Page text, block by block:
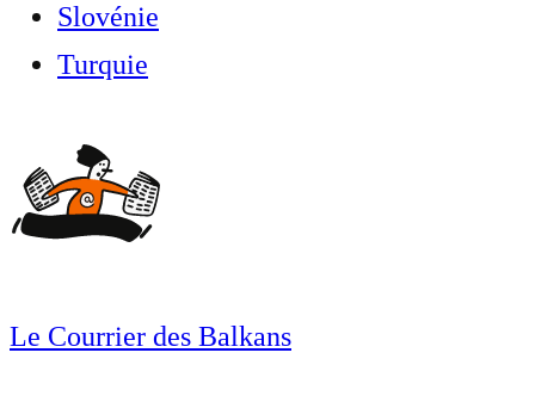
Slovénie
Turquie
Le Courrier des Balkans